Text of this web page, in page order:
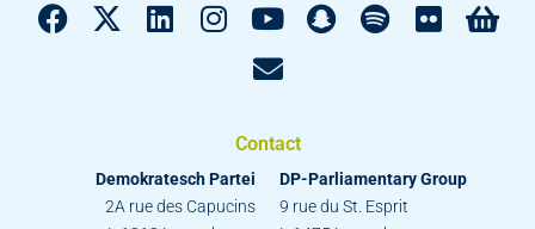
Contact
Demokratesch Partei
2A rue des Capucins
DP-Parliamentary Group
9 rue du St. Esprit